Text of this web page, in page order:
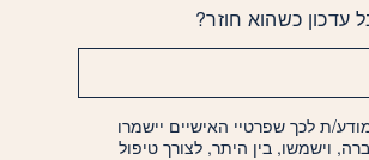
כשהוא חוזר?
ת לכך שפרטיי האישיים יישמרו
וישמשו, בין היתר, לצורך טיפול